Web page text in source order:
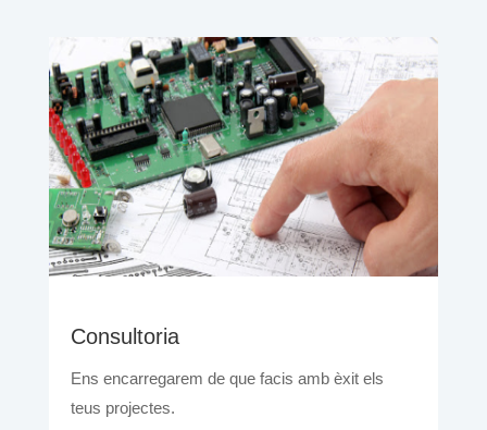
Consultoria
Ens encarregarem de que facis amb èxit els
teus projectes.